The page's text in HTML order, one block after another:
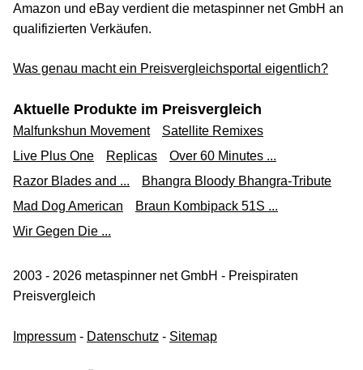
Amazon und eBay verdient die metaspinner net GmbH an
qualifizierten Verkäufen.
Was genau macht ein Preisvergleichsportal eigentlich?
Aktuelle Produkte im Preisvergleich
Malfunkshun Movement
Satellite Remixes
Live Plus One
Replicas
Over 60 Minutes ...
Razor Blades and ...
Bhangra Bloody Bhangra-Tribute
Mad Dog American
Braun Kombipack 51S ...
Wir Gegen Die ...
2003 - 2026 metaspinner net GmbH - Preispiraten
Preisvergleich
Impressum - Datenschutz - Sitemap